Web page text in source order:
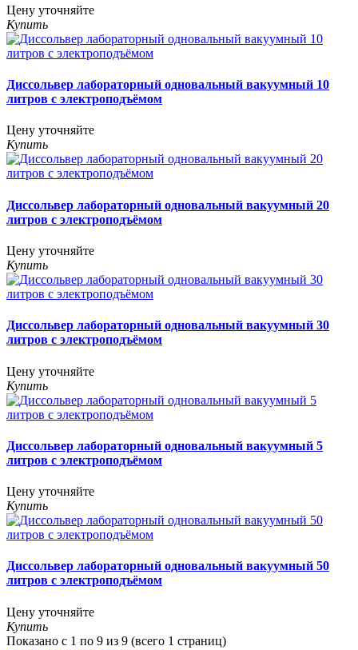
Цену уточняйте
Купить
Диссольвер лабораторный одновальный вакуумный 10
литров с электроподъёмом
Цену уточняйте
Купить
Диссольвер лабораторный одновальный вакуумный 20
литров с электроподъёмом
Цену уточняйте
Купить
Диссольвер лабораторный одновальный вакуумный 30
литров с электроподъёмом
Цену уточняйте
Купить
Диссольвер лабораторный одновальный вакуумный 5
литров с электроподъёмом
Цену уточняйте
Купить
Диссольвер лабораторный одновальный вакуумный 50
литров с электроподъёмом
Цену уточняйте
Купить
Показано с 1 по 9 из 9 (всего 1 страниц)